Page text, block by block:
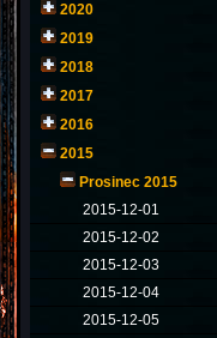
2020
2019
2018
2017
2016
2015
Prosinec 2015
2015-12-01
2015-12-02
2015-12-03
2015-12-04
2015-12-05